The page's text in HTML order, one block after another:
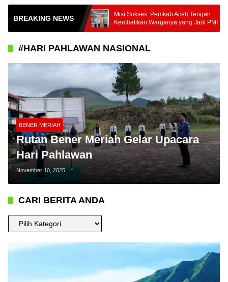
BREAKING NEWS
Nusantara
Pasar Nasional
Misi Sukses: Pemkab Aceh Tengah
Kembalikan Warganya yang Jadi PMI
Unprosedural di Malaysia
#HARI PAHLAWAN NASIONAL
BENER MERIAH
Rutan Bener Meriah Gelar Upacara
Hari Pahlawan
November 10, 2025
CARI BERITA ANDA
CARI
BERITA